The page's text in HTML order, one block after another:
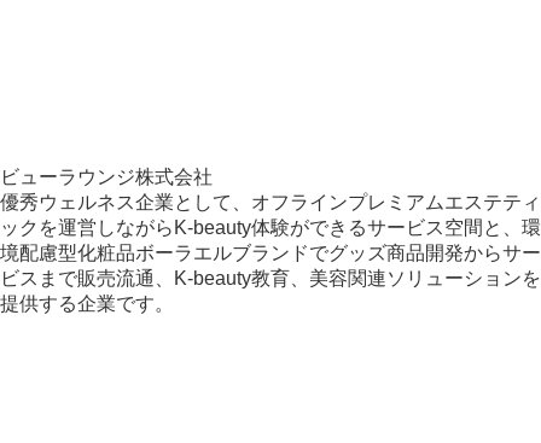
ビューラウンジ株式会社
優秀ウェルネス企業として、オフラインプレミアムエステティ
ックを運営しながらK-beauty体験ができるサービス空間と、環
境配慮型化粧品ボーラエルブランドでグッズ商品開発からサー
ビスまで販売流通、K-beauty教育、美容関連ソリューションを
提供する企業です。